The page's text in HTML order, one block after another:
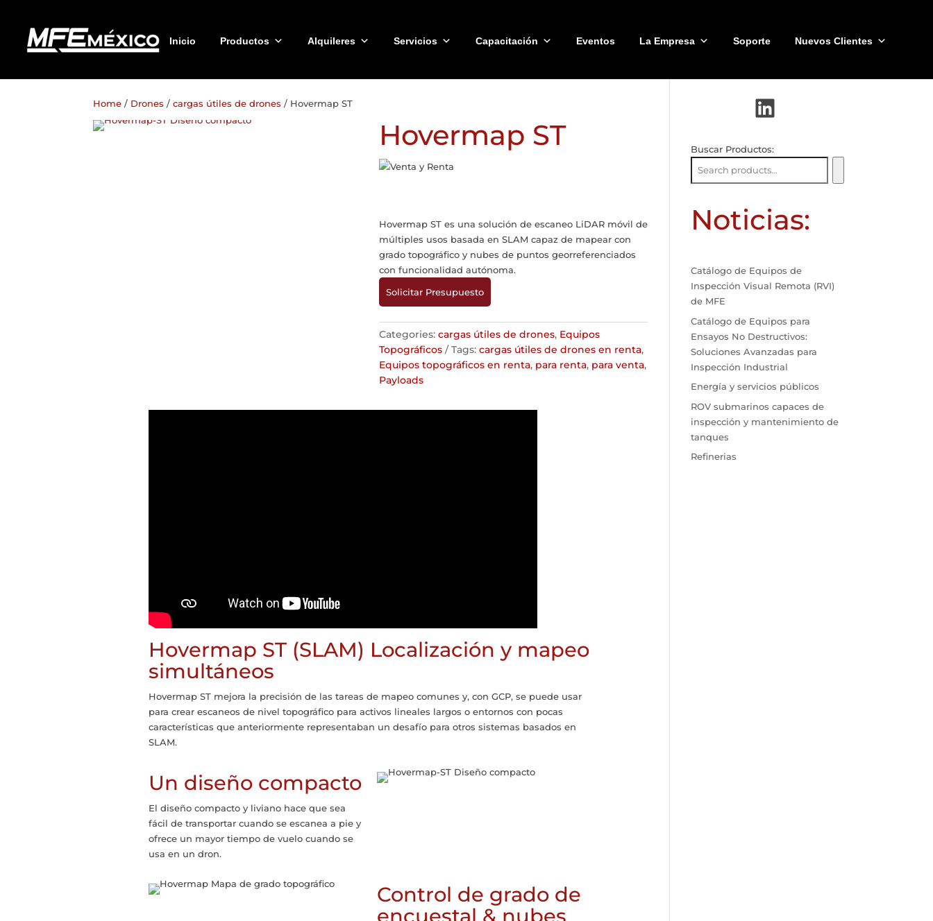
Inicio Productos Alquileres Servicios Capacitación Eventos La Empresa Soporte Nuevos Clientes
Home / Drones /cargas útiles de drones / Hovermap ST
Hovermap ST
Hovermap ST es una solución de escaneo LiDAR móvil de
múltiples usos basada en SLAM capaz de mapear con
grado topográfico y nubes de puntos georreferenciados
con funcionalidad autónoma.
Solicitar Presupuesto
Categories: cargas útiles de drones, Equipos
Topográficos
Tags: cargas útiles de drones en renta,
Equipos topográficos en renta, para renta, para venta,
Payloads
Hovermap ST (SLAM) Localización y mapeo
simultáneos
Hovermap ST mejora la precisión de las tareas de mapeo comunes y, con GCP, se puede usar
para crear escaneos de nivel topográfico para activos lineales largos o entornos con pocas
características que anteriormente representaban un desafío para otros sistemas basados ​​en
SLAM.
Un diseño compacto
El diseño compacto y liviano hace que sea
fácil de transportar cuando se escanea a pie y
ofrece un mayor tiempo de vuelo cuando se
usa en un dron.
Control de grado de
encuestal & nubes
LinkedIn
Buscar Productos:
Noticias:
Catálogo de Equipos de
Inspección Visual Remota (RVI)
de MFE
Catálogo de Equipos para
Ensayos No Destructivos:
Soluciones Avanzadas para
Inspección Industrial
Energía y servicios públicos
ROV submarinos capaces de
inspección y mantenimiento de
tanques
Refinerias